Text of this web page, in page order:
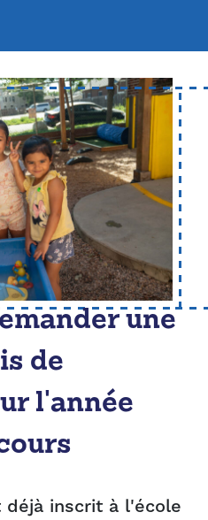
une
de
l'année
inscrit à l'école